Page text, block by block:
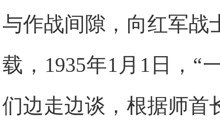
与作战间隙，向红军战
载，1935年1月1日，“
们边走边谈，根据师首